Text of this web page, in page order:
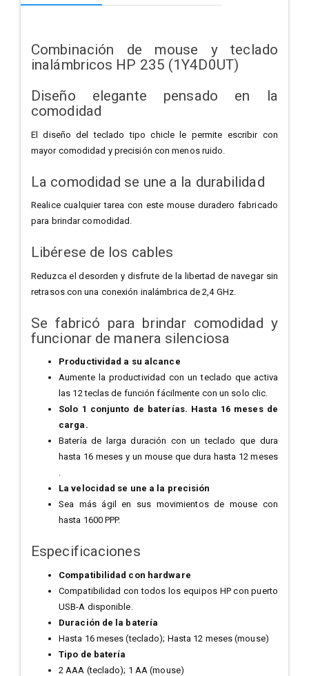
Combinación de mouse y teclado
inalámbricos HP 235 (1Y4D0UT)
Diseño elegante pensado en la
comodidad
El diseño del teclado tipo chicle le permite escribir con
mayor comodidad y precisión con menos ruido.
La comodidad se une a la durabilidad
Realice cualquier tarea con este mouse duradero fabricado
para brindar comodidad.
Libérese de los cables
Reduzca el desorden y disfrute de la libertad de navegar sin
retrasos con una conexión inalámbrica de 2,4 GHz.
Se fabricó para brindar comodidad y
funcionar de manera silenciosa
Productividad a su alcance
Aumente la productividad con un teclado que activa
las 12 teclas de función fácilmente con un solo clic.
Solo 1 conjunto de baterías. Hasta 16 meses de
carga.
Batería de larga duración con un teclado que dura
hasta 16 meses y un mouse que dura hasta 12 meses
.
La velocidad se une a la precisión
Sea más ágil en sus movimientos de mouse con
hasta 1600 PPP.
Especificaciones
Compatibilidad con hardware
Compatibilidad con todos los equipos HP con puerto
USB-A disponible.
Duración de la batería
Hasta 16 meses (teclado); Hasta 12 meses (mouse)
Tipo de batería
2 AAA (teclado); 1 AA (mouse)